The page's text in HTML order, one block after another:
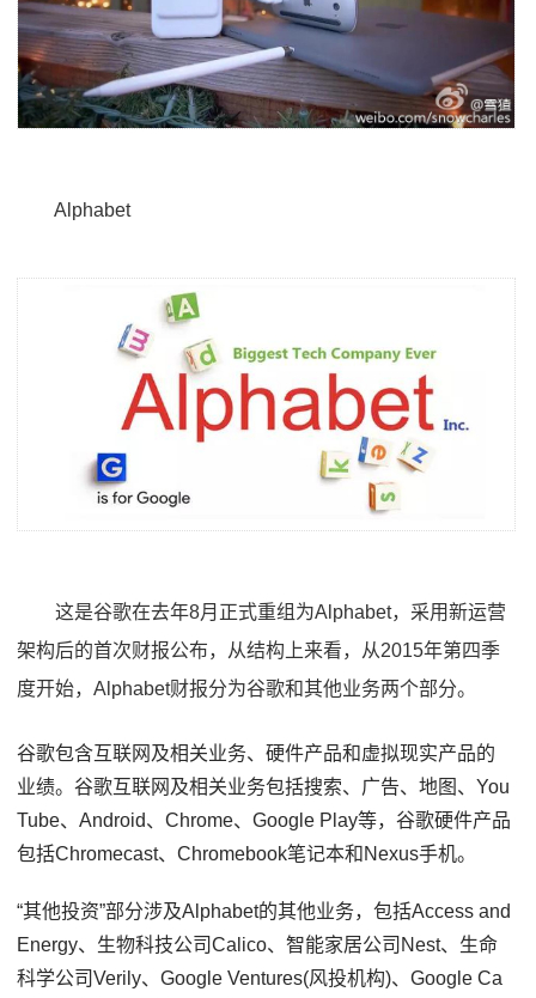
Alphabet
这是谷歌在去年8月正式重组为Alphabet，采用新运营
架构后的首次财报公布，从结构上来看，从2015年第四季
度开始，Alphabet财报分为谷歌和其他业务两个部分。
谷歌包含互联网及相关业务、硬件产品和虚拟现实产品的
业绩。谷歌互联网及相关业务包括搜索、广告、地图、You
Tube、Android、Chrome、Google Play等，谷歌硬件产品
包括Chromecast、Chromebook笔记本和Nexus手机。
“其他投资”部分涉及Alphabet的其他业务，包括Access and
Energy、生物科技公司Calico、智能家居公司Nest、生命
科学公司Verily、Google Ventures(风投机构)、Google Ca